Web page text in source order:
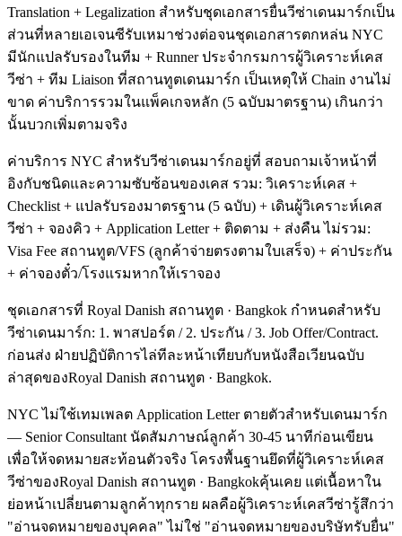
Translation + Legalization สำหรับชุดเอกสารยื่นวีซ่าเดนมาร์กเป็น
ส่วนที่หลายเอเจนซีรับเหมาช่วงต่อจนชุดเอกสารตกหล่น NYC
มีนักแปลรับรองในทีม + Runner ประจำกรมการผู้วิเคราะห์เคส
วีซ่า + ทีม Liaison ที่สถานทูตเดนมาร์ก เป็นเหตุให้ Chain งานไม่
ขาด ค่าบริการรวมในแพ็คเกจหลัก (5 ฉบับมาตรฐาน) เกินกว่า
นั้นบวกเพิ่มตามจริง
ค่าบริการ NYC สำหรับวีซ่าเดนมาร์กอยู่ที่ สอบถามเจ้าหน้าที่
อิงกับชนิดและความซับซ้อนของเคส รวม: วิเคราะห์เคส +
Checklist + แปลรับรองมาตรฐาน (5 ฉบับ) + เดินผู้วิเคราะห์เคส
วีซ่า + จองคิว + Application Letter + ติดตาม + ส่งคืน ไม่รวม:
Visa Fee สถานทูต/VFS (ลูกค้าจ่ายตรงตามใบเสร็จ) + ค่าประกัน
+ ค่าจองตั๋ว/โรงแรมหากให้เราจอง
ชุดเอกสารที่ Royal Danish สถานทูต · Bangkok กำหนดสำหรับ
วีซ่าเดนมาร์ก: 1. พาสปอร์ต / 2. ประกัน / 3. Job Offer/Contract.
ก่อนส่ง ฝ่ายปฏิบัติการไล่ทีละหน้าเทียบกับหนังสือเวียนฉบับ
ล่าสุดของRoyal Danish สถานทูต · Bangkok.
NYC ไม่ใช้เทมเพลต Application Letter ตายตัวสำหรับเดนมาร์ก
— Senior Consultant นัดสัมภาษณ์ลูกค้า 30-45 นาทีก่อนเขียน
เพื่อให้จดหมายสะท้อนตัวจริง โครงพื้นฐานยึดที่ผู้วิเคราะห์เคส
วีซ่าของRoyal Danish สถานทูต · Bangkokคุ้นเคย แต่เนื้อหาใน
ย่อหน้าเปลี่ยนตามลูกค้าทุกราย ผลคือผู้วิเคราะห์เคสวีซ่ารู้สึกว่า
"อ่านจดหมายของบุคคล" ไม่ใช่ "อ่านจดหมายของบริษัทรับยื่น"